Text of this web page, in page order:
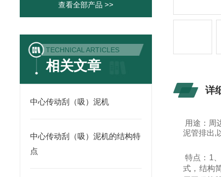
查看全部产品 >>
TECHNICAL ARTICLES
相关文章
中心传动刮（吸）泥机
中心传动刮（吸）泥机的结构特
点
详
用途：周
泥管排出,
特点：1
式，结构